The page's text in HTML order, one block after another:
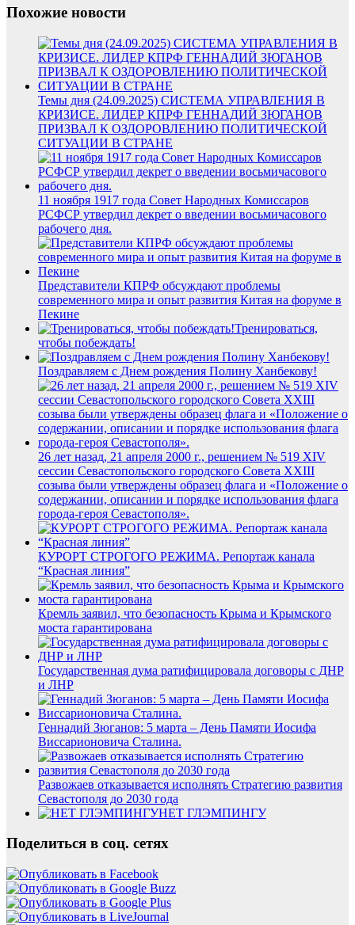
Похожие новости
Темы дня (24.09.2025) СИСТЕМА УПРАВЛЕНИЯ В
КРИЗИСЕ. ЛИДЕР КПРФ ГЕННАДИЙ ЗЮГАНОВ
ПРИЗВАЛ К ОЗДОРОВЛЕНИЮ ПОЛИТИЧЕСКОЙ
СИТУАЦИИ В СТРАНЕ
11 ноября 1917 года Совет Народных Комиссаров
РСФСР утвердил декрет о введении восьмичасового
рабочего дня.
Представители КПРФ обсуждают проблемы
современного мира и опыт развития Китая на форуме в
Пекине
Тренироваться,
чтобы побеждать!
Поздравляем с Днем рождения Полину Ханбекову!
26 лет назад, 21 апреля 2000 г., решением № 519 XIV
сессии Севастопольского городского Совета XXIII
созыва были утверждены образец флага и «Положение о
содержании, описании и порядке использования флага
города-героя Севастополя».
КУРОРТ СТРОГОГО РЕЖИМА. Репортаж канала
“Красная линия”
Кремль заявил, что безопасность Крыма и Крымского
моста гарантирована
Государственная дума ратифицировала договоры с ДНР
и ЛНР
Геннадий Зюганов: 5 марта – День Памяти Иосифа
Виссарионовича Сталина.
Развожаев отказывается исполнять Стратегию развития
Севастополя до 2030 года
НЕТ ГЛЭМПИНГУ
Поделиться в соц. сетях